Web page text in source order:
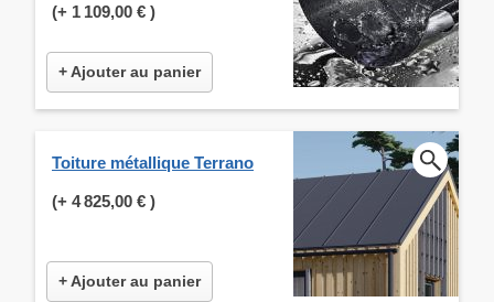
(+ 1 109,00 € )
+ Ajouter au panier
Toiture métallique Terrano
(+ 4 825,00 € )
+ Ajouter au panier